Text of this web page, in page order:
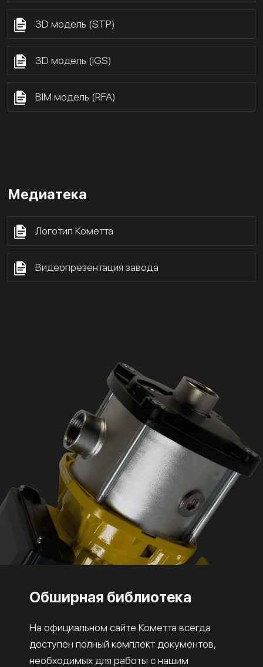
3D модель (STP)
3D модель (IGS)
BIM модель (RFA)
Медиатека
Логотип Кометта
Видеопрезентация завода
Обширная библиотека
На официальном сайте Кометта всегда
доступен полный комплект документов,
необходимых для работы с нашим